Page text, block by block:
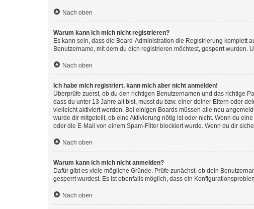
Nach oben
Warum kann ich mich nicht registrieren?
Es kann sein, dass die Board-Administration die Registrierung komplett
Benutzername, mit dem du dich registrieren möchtest, gesperrt wurden.
Nach oben
Ich habe mich registriert, kann mich aber nicht anmelden!
Überprüfe zuerst, ob du den richtigen Benutzernamen und das richtige
dass du unter 13 Jahre alt bist, musst du bzw. einer deiner Eltern oder
vielleicht aktiviert werden. Bei einigen Boards müssen alle neu
wurde dir mitgeteilt, ob eine Aktivierung nötig ist oder nicht. Wenn du
oder die E-Mail von einem Spam-Filter blockiert wurde. Wenn du dir
Nach oben
Warum kann ich mich nicht anmelden?
Dafür gibt es viele mögliche Gründe. Prüfe zunächst, ob dein
gesperrt wurdest. Es ist ebenfalls möglich, dass ein
Nach oben